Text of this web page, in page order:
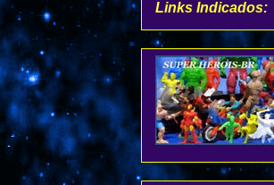
Links Indicados: